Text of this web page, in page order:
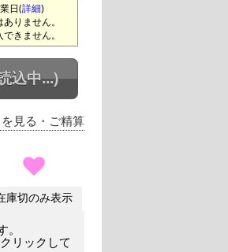
日(詳細)
りません。
きません。
込中...)
見る ・ご精算
庫切のみ表示
リックして